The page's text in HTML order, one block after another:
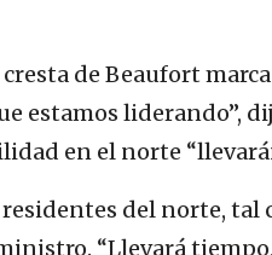
de Beaufort
estamos liderando”,
en el norte
del norte, tal
“Llevará